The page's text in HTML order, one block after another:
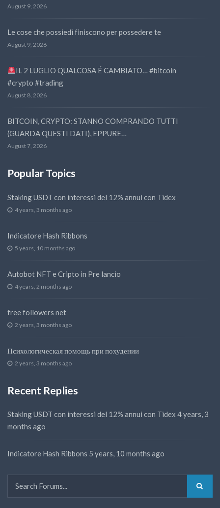
August 9, 2026
Le cose che possiedi finiscono per possedere te
August 9, 2026
IL 2 LUGLIO QUALCOSA É CAMBIATO… #bitcoin
#crypto #trading
August 8, 2026
BITCOIN, CRYPTO: STANNO COMPRANDO TUTTI
(GUARDA QUESTI DATI), EPPURE…
August 7, 2026
Popular Topics
Staking USDT con interessi del 12% annui con Tidex
4 years, 3 months ago
Indicatore Hash Ribbons
5 years, 10 months ago
Autobot NFT e Cripto in Pre lancio
4 years, 2 months ago
free followers net
2 years, 3 months ago
Психологическая помощь при похудении
2 years, 3 months ago
Recent Replies
Staking USDT con interessi del 12% annui con Tidex 4 years, 3
months ago
Indicatore Hash Ribbons 5 years, 10 months ago